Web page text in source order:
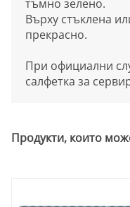
тъмно зелено.
Върху стъклена
прекрасно.
При официални
салфетка за
Продукти, които